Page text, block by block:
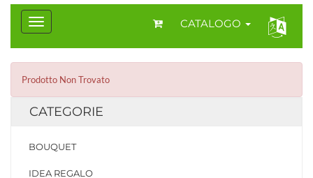
CATALOGO
Prodotto Non Trovato
CATEGORIE
BOUQUET
IDEA REGALO